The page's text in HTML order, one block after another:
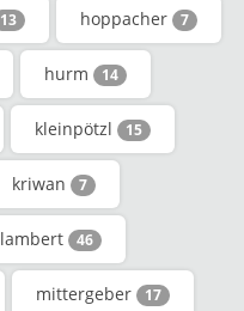
13 hoppacher 7
hurm 14
kleinpötzl 15
kriwan 7
lambert 46
mittergeber 17